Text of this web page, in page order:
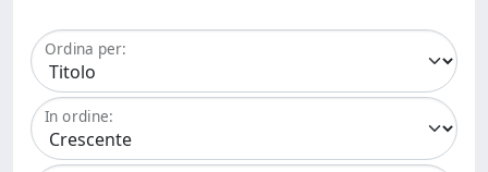
Ordina per:
In ordine: